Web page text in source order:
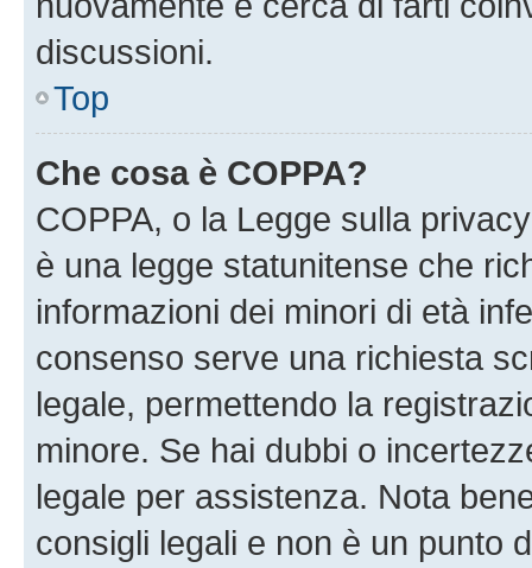
discussioni.
Top
Che cosa è COPPA?
COPPA, o la Legge sulla
è una legge statunitense che
informazioni dei minori di età
consenso serve una richiesta
legale, permettendo la
minore. Se hai dubbi o
legale per assistenza. Nota
consigli legali e non è un punto